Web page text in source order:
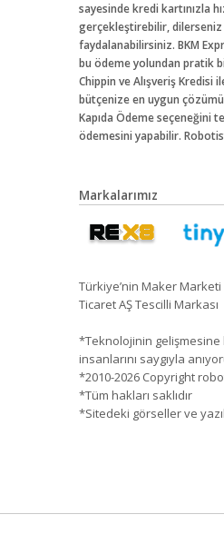
sayesinde kredi kartınızla
gerçekleştirebilir, dilerseniz
faydalanabilirsiniz. BKM
bu ödeme yolundan pratik
Chippin ve Alışveriş Kredisi
bütçenize en uygun
Kapıda Ödeme seçeneğini
ödemesini yapabilir.
Markalarımız
Türkiye’nin Maker
Ticaret AŞ Tescilli Markası
*Teknolojinin gelişmesine
insanlarını saygıyla
*2010-2026 Copyright
*Tüm hakları saklıdır
*Sitedeki görseller ve